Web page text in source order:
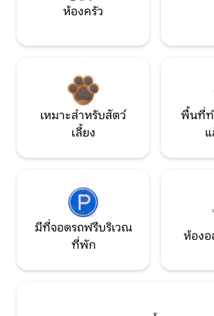
ห้องครัว
เหมาะสำหรับสัตว์
เลี้ยง
พื้นที่ท
มีที่จอดรถฟรีบริเวณ
ที่พัก
ห้องอ